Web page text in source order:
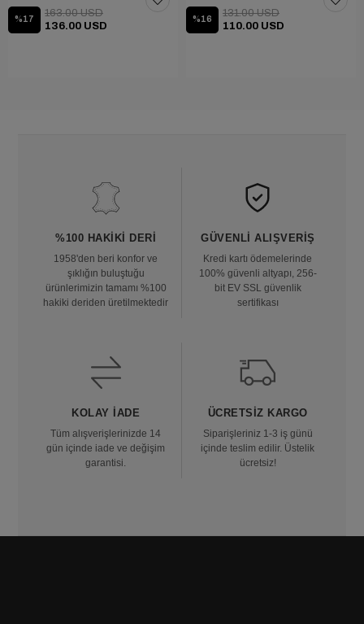
%17
136.00 USD
163.00 USD
%16
110.00 USD
131.00 USD
%100 HAKIKI DERI
1958'den beri konfor ve
şıklığın buluştuğu
ürünlerimizin tamamı %100
hakiki deriden üretilmektedir
GÜVENLI ALIŞVERIŞ
Kredi kartı ödemelerinde
100% güvenli altyapı, 256-
bit EV SSL güvenlik
sertifikası
KOLAY İADE
Tüm alışverişlerinizde 14
gün içinde iade ve değişim
garantisi.
ÜCRETSIZ KARGO
Siparişleriniz 1-3 iş günü
içinde teslim edilir. Üstelik
ücretsiz!